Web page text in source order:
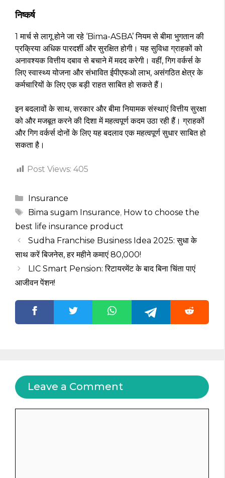
निष्कर्ष
1 मार्च से लागू होने जा रहे ‘Bima-ASBA’ नियम से बीमा भुगतान की
प्रक्रिया अधिक पारदर्शी और सुरक्षित होगी। यह सुविधा ग्राहकों को
अनावश्यक वित्तीय दबाव से बचाने में मदद करेगी। वहीं, गिग वर्कर्स के
लिए स्वास्थ्य योजना और संभावित ईपीएफओ लाभ, असंगठित क्षेत्र के
कर्मचारियों के लिए एक बड़ी राहत साबित हो सकते हैं।
इन बदलावों के साथ, सरकार और बीमा नियामक संस्थाएं वित्तीय सुरक्षा
को और मजबूत करने की दिशा में महत्वपूर्ण कदम उठा रही हैं। ग्राहकों
और गिग वर्कर्स दोनों के लिए यह बदलाव एक महत्वपूर्ण सुधार साबित हो
सकता है।
Post Views: 405
Categories
Insurance
Tags
Bima sugam Insurance, How to choose the
best life insurance product
Sudha Franchise Business Idea 2025: सुधा के
साथ करें बिजनेस, हर महीने कमाएं ₹80,000!
LIC Smart Pension: रिटायरमेंट के बाद बिना चिंता पाएं
आजीवन पेंशन!
Leave a Comment